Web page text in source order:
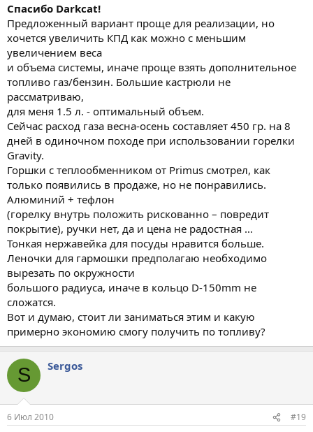
Спасибо Darkcat!
Предложенный вариант проще для реализации, но
хочется увеличить КПД как можно с меньшим
увеличением веса
и объема системы, иначе проще взять дополнительное
топливо газ/бензин. Большие кастрюли не
рассматриваю,
для меня 1.5 л. - оптимальный объем.
Сейчас расход газа весна-осень составляет 450 гр. на 8
дней в одиночном походе при использовании горелки
Gravity.
Горшки с теплообменником от Primus смотрел, как
только появились в продаже, но не понравились.
Алюминий + тефлон
(горелку внутрь положить рискованно – повредит
покрытие), ручки нет, да и цена не радостная …
Тонкая нержавейка для посуды нравится больше.
Леночки для гармошки предполагаю необходимо
вырезать по окружности
большого радиуса, иначе в кольцо D-150mm не
сложатся.
Вот и думаю, стоит ли заниматься этим и какую
примерно экономию смогу получить по топливу?
S Sergos
6 Июл 2010 #19